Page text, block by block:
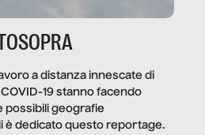
a distanza innescate di
19 stanno facendo
possibili geografie
è dedicato questo reportage.